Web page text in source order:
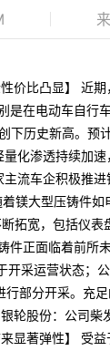
价比凸显】 近
在电动车自行
历史新高。预
化渗透持续加速
流车企积极推
镁大型压铸件
拓宽，包括仪表
件正面临着前所
采运营状态；
部分开采。充
股份：公司柴
显著弹性】 受